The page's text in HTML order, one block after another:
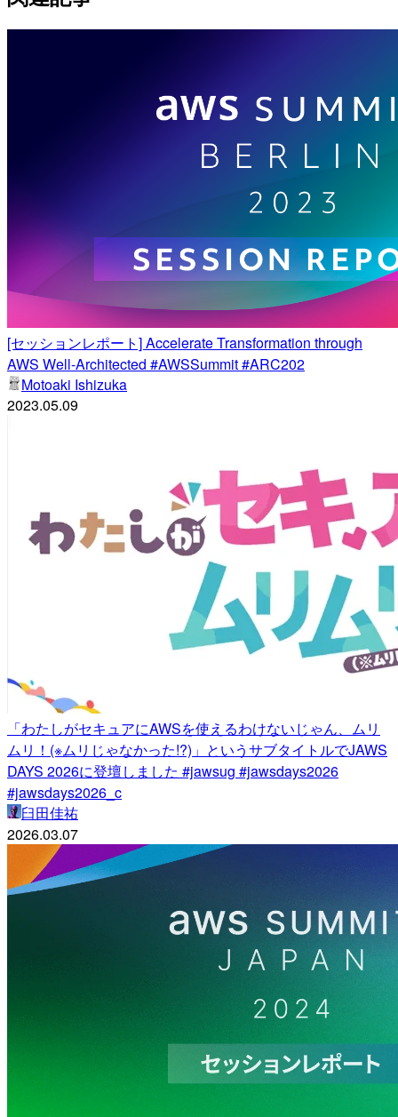
[セッションレポート] Accelerate Transformation through
AWS Well-Architected #AWSSummit #ARC202
Motoaki Ishizuka
2023.05.09
「わたしがセキュアにAWSを使えるわけないじゃん、ムリ
ムリ！(※ムリじゃなかった!?)」というサブタイトルでJAWS
DAYS 2026に登壇しました #jawsug #jawsdays2026
#jawsdays2026_c
臼田佳祐
2026.03.07